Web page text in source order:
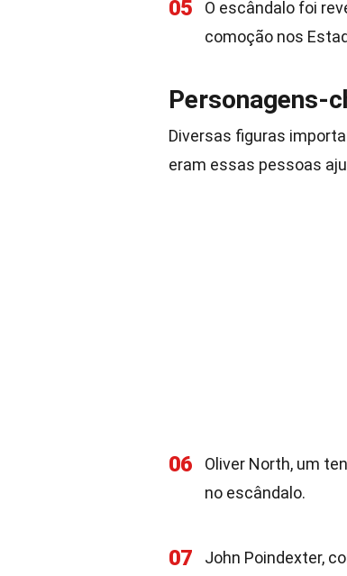
05
O escândalo foi
comoção nos
Personagens-
Diversas figuras
eram essas pessoas
06
Oliver North, um
no escândalo.
07
John Poindexter,